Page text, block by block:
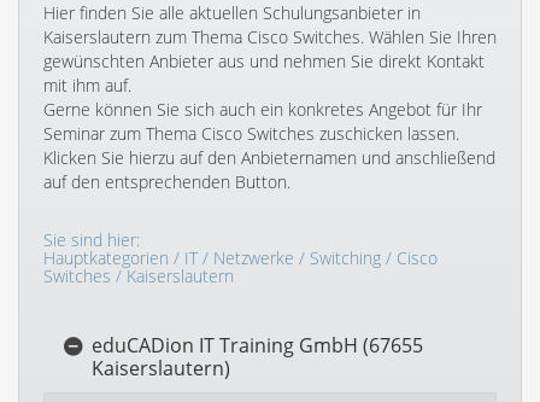
Hier finden Sie alle aktuellen Schulungsanbieter in
Kaiserslautern zum Thema Cisco Switches. Wählen Sie Ihren
gewünschten Anbieter aus und nehmen Sie direkt Kontakt
mit ihm auf.
Gerne können Sie sich auch ein konkretes Angebot für Ihr
Seminar zum Thema Cisco Switches zuschicken lassen.
Klicken Sie hierzu auf den Anbieternamen und anschließend
auf den entsprechenden Button.
Sie sind hier:
Hauptkategorien / IT/ Netzwerke / Switching / Cisco
Switches / Kaiserslautern
eduCADion IT Training GmbH (67655
Kaiserslautern)